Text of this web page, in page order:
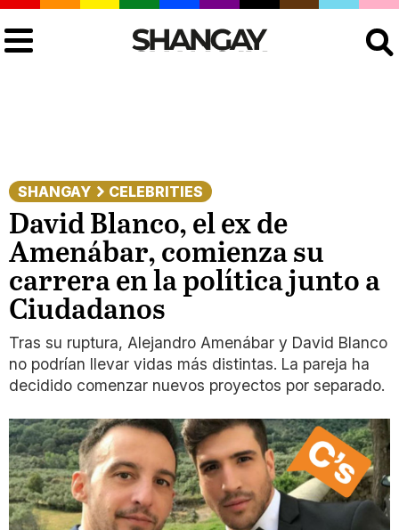
SHANGAY CELEBRITIES
David Blanco, el ex de
Amenábar, comienza su
carrera en la política junto a
Ciudadanos
Tras su ruptura, Alejandro Amenábar y David Blanco
no podrían llevar vidas más distintas. La pareja ha
decidido comenzar nuevos proyectos por separado.